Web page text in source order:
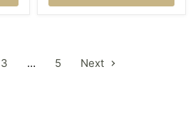
3 … 5 Next